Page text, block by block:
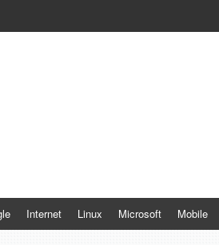
Internet Linux Microsoft Mobile